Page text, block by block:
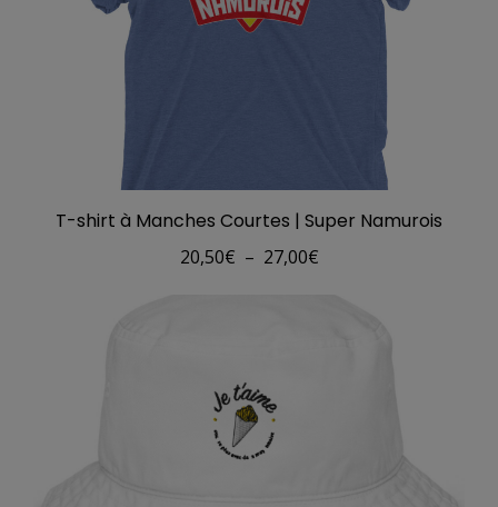
T-shirt à Manches Courtes | Super Namurois
20,50€ – 27,00€Plage